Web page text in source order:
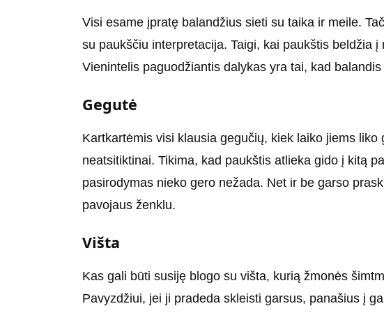
Visi esame įpratę balandžius sieti su taika ir meile.
su paukščiu interpretacija. Taigi, kai paukštis beldžia
Vienintelis paguodžiantis dalykas yra tai, kad
Gegutė
Kartkartėmis visi klausia gegučių, kiek laiko jiems liko
neatsitiktinai. Tikima, kad paukštis atlieka gido į kitą
pasirodymas nieko gero nežada. Net ir be garso
pavojaus ženklu.
Višta
Kas gali būti susiję blogo su višta, kurią žmonės
Pavyzdžiui, jei ji pradeda skleisti garsus, panašius į